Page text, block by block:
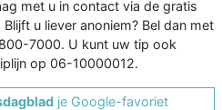
met u in contact via de gratis
u liever anoniem? Bel dan met
7000. U kunt uw tip ook
op 06-10000012.
je Google-favoriet